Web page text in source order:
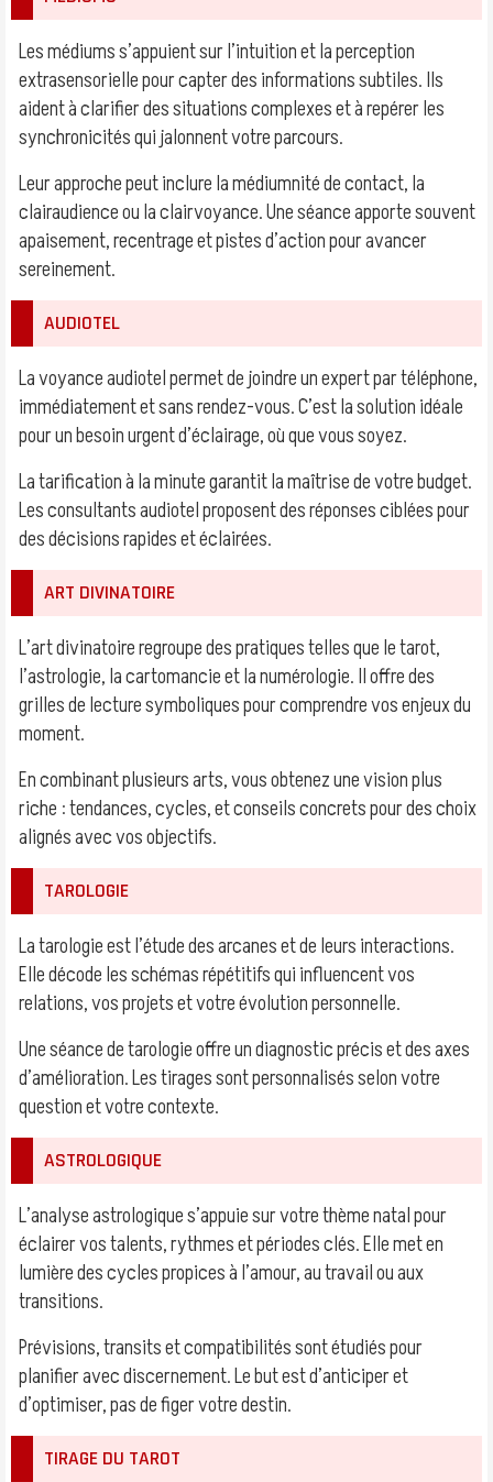
Les médiums s’appuient sur l’intuition et la perception
extrasensorielle pour capter des informations subtiles. Ils
aident à clarifier des situations complexes et à repérer les
synchronicités qui jalonnent votre parcours.
Leur approche peut inclure la médiumnité de contact, la
clairaudience ou la clairvoyance. Une séance apporte souvent
apaisement, recentrage et pistes d’action pour avancer
sereinement.
AUDIOTEL
La voyance audiotel permet de joindre un expert par téléphone,
immédiatement et sans rendez-vous. C’est la solution idéale
pour un besoin urgent d’éclairage, où que vous soyez.
La tarification à la minute garantit la maîtrise de votre budget.
Les consultants audiotel proposent des réponses ciblées pour
des décisions rapides et éclairées.
ART DIVINATOIRE
L’art divinatoire regroupe des pratiques telles que le tarot,
l’astrologie, la cartomancie et la numérologie. Il offre des
grilles de lecture symboliques pour comprendre vos enjeux du
moment.
En combinant plusieurs arts, vous obtenez une vision plus
riche : tendances, cycles, et conseils concrets pour des choix
alignés avec vos objectifs.
TAROLOGIE
La tarologie est l’étude des arcanes et de leurs interactions.
Elle décode les schémas répétitifs qui influencent vos
relations, vos projets et votre évolution personnelle.
Une séance de tarologie offre un diagnostic précis et des axes
d’amélioration. Les tirages sont personnalisés selon votre
question et votre contexte.
ASTROLOGIQUE
L’analyse astrologique s’appuie sur votre thème natal pour
éclairer vos talents, rythmes et périodes clés. Elle met en
lumière des cycles propices à l’amour, au travail ou aux
transitions.
Prévisions, transits et compatibilités sont étudiés pour
planifier avec discernement. Le but est d’anticiper et
d’optimiser, pas de figer votre destin.
TIRAGE DU TAROT